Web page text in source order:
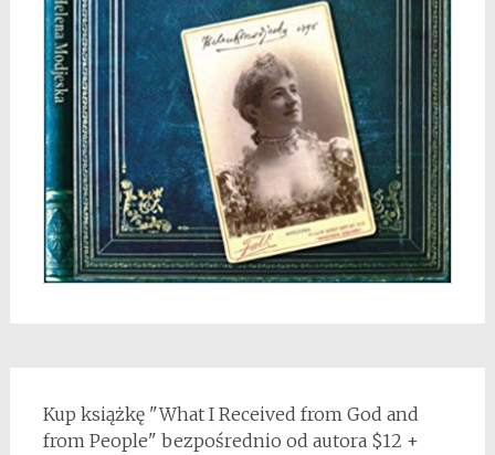
Kup książkę "What I Received from God and
from People" bezpośrednio od autora $12 +